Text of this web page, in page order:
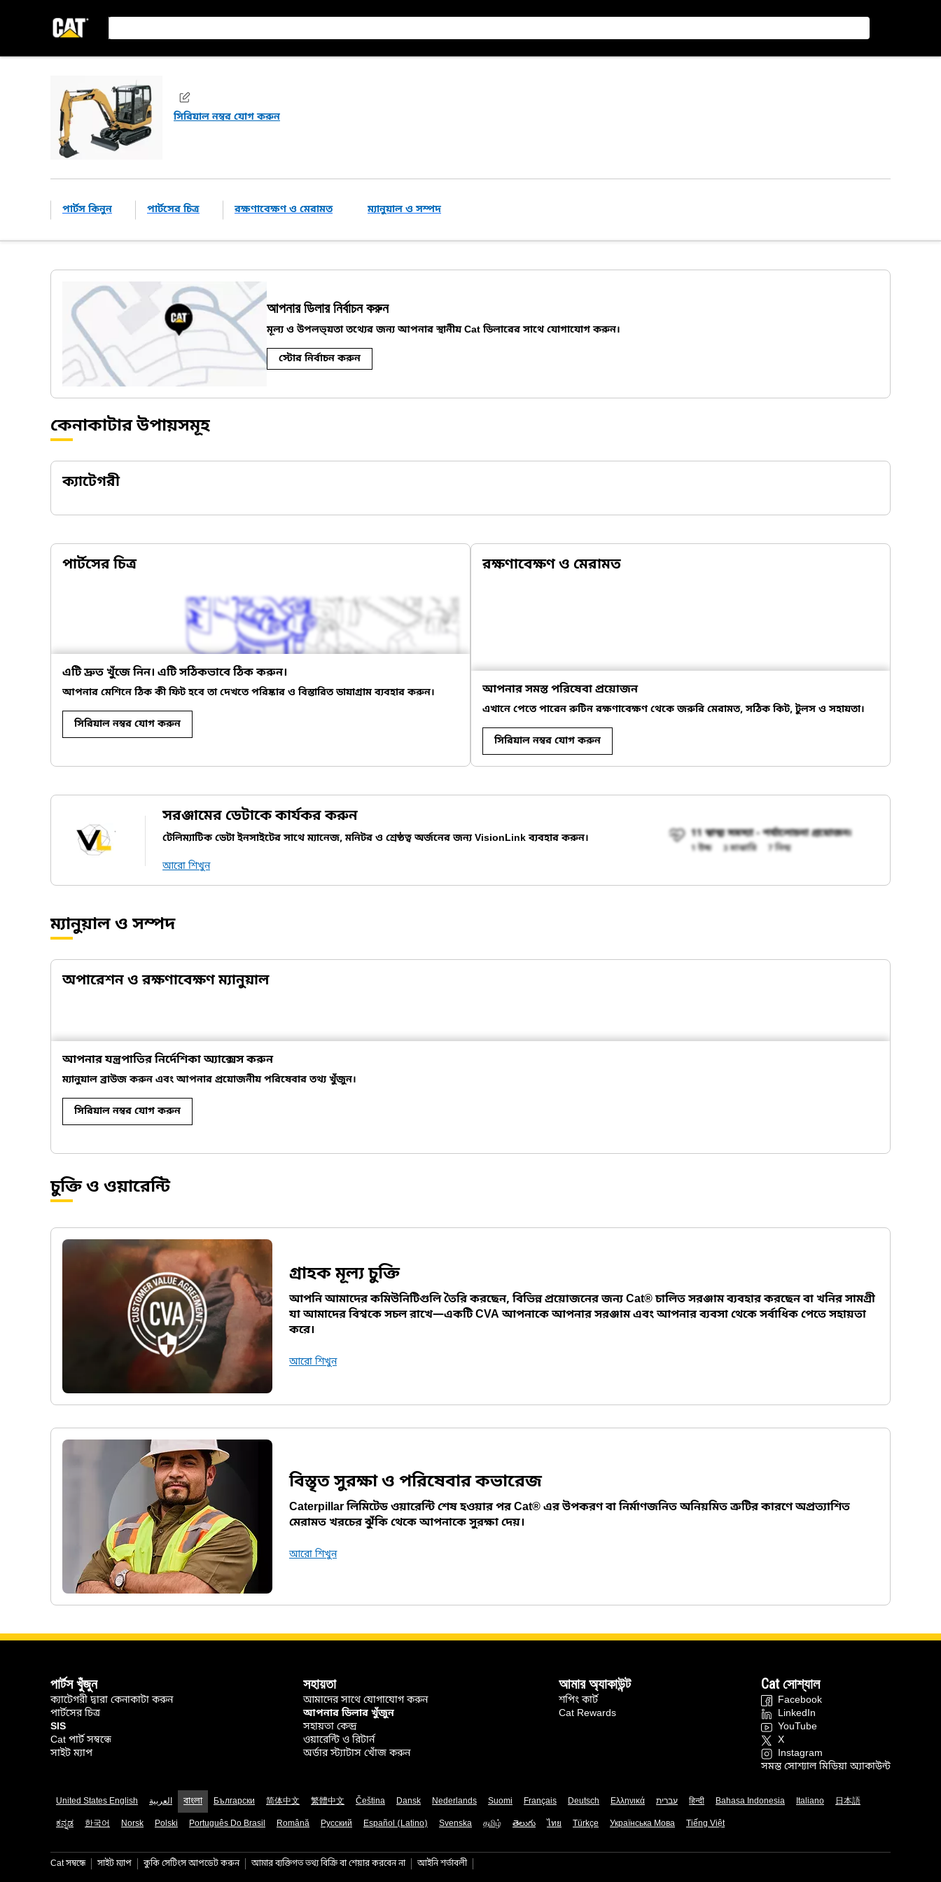
সিরিয়াল নম্বর যোগ করুন
পার্টস কিনুন পার্টসের চিত্র রক্ষণাবেক্ষণ ও মেরামত ম্যানুয়াল ও সম্পদ
আপনার ডিলার নির্বাচন করুন
মূল্য ও উপলভ্য়তা তথ্যের জন্য আপনার স্থানীয় Cat ডিলারের সাথে যোগাযোগ করুন।
স্টোর নির্বাচন করুন
কেনাকাটার উপায়সমূহ
ক্যাটেগরী
পার্টসের চিত্র
এটি দ্রুত খুঁজে নিন। এটি সঠিকভাবে ঠিক করুন।
আপনার মেশিনে ঠিক কী ফিট হবে তা দেখতে পরিষ্কার ও বিস্তারিত ডায়াগ্রাম ব্যবহার করুন।
সিরিয়াল নম্বর যোগ করুন
রক্ষণাবেক্ষণ ও মেরামত
আপনার সমস্ত পরিষেবা প্রয়োজন
এখানে পেতে পারেন রুটিন রক্ষণাবেক্ষণ থেকে জরুরি মেরামত, সঠিক কিট, টুলস ও সহায়তা।
সিরিয়াল নম্বর যোগ করুন
সরঞ্জামের ডেটাকে কার্যকর করুন
টেলিম্যাটিক ডেটা ইনসাইটের সাথে ম্যানেজ, মনিটর ও শ্রেষ্ঠত্ব অর্জনের জন্য VisionLink ব্যবহার করুন।
আরো শিখুন
11 স্বাস্থ্য সমস্যা - পর্যালোচনা প্রয়োজন৷
1 উচ্চ 3 মাঝারি 7 নিন্ম
ম্যানুয়াল ও সম্পদ
অপারেশন ও রক্ষণাবেক্ষণ ম্যানুয়াল
আপনার যন্ত্রপাতির নির্দেশিকা অ্যাক্সেস করুন
ম্যানুয়াল ব্রাউজ করুন এবং আপনার প্রয়োজনীয় পরিষেবার তথ্য খুঁজুন।
সিরিয়াল নম্বর যোগ করুন
চুক্তি ও ওয়ারেন্টি
গ্রাহক মূল্য চুক্তি
আপনি আমাদের কমিউনিটিগুলি তৈরি করছেন, বিভিন্ন প্রয়োজনের জন্য Cat® চালিত সরঞ্জাম ব্যবহার করছেন বা খনির সামগ্রী
যা আমাদের বিশ্বকে সচল রাখে—একটি CVA আপনাকে আপনার সরঞ্জাম এবং আপনার ব্যবসা থেকে সর্বাধিক পেতে সহায়তা
করে।
আরো শিখুন
বিস্তৃত সুরক্ষা ও পরিষেবার কভারেজ
Caterpillar লিমিটেড ওয়ারেন্টি শেষ হওয়ার পর Cat® এর উপকরণ বা নির্মাণজনিত অনিয়মিত ত্রুটির কারণে অপ্রত্যাশিত
মেরামত খরচের ঝুঁকি থেকে আপনাকে সুরক্ষা দেয়।
আরো শিখুন
পার্টস খুঁজুন
ক্যাটেগরী দ্বারা কেনাকাটা করুন
পার্টসের চিত্র
SIS
Cat পার্ট সম্বন্ধে
সাইট ম্যাপ
সহায়তা
আমাদের সাথে যোগাযোগ করুন
আপনার ডিলার খুঁজুন
সহায়তা কেন্দ্র
ওয়ারেন্টি ও রিটার্ন
অর্ডার স্ট্যাটাস খোঁজ করুন
আমার অ্যাকাউন্ট
শপিং কার্ট
Cat Rewards
Cat সোশ্যাল
Facebook
LinkedIn
YouTube
X
Instagram
সমস্ত সোশ্যাল মিডিয়া অ্যাকাউন্ট
United States English العربية বাংলা Български 简体中文 繁體中文 Čeština Dansk Nederlands Suomi Français Deutsch Ελληνικά עברית हिन्दी Bahasa Indonesia Italiano
日本語
ಕನ್ನಡ
한국어 Norsk Polski Português Do Brasil Română Русский Español (Latino) Svenska தமிழ் తెలుగు ไทย Türkçe Українська Мова Tiếng Việt
Cat সম্বন্ধে সাইট ম্যাপ কুকি সেটিংস আপডেট করুন আমার ব্যক্তিগত তথ্য বিক্রি বা শেয়ার করবেন না আইনি শর্তাবলী